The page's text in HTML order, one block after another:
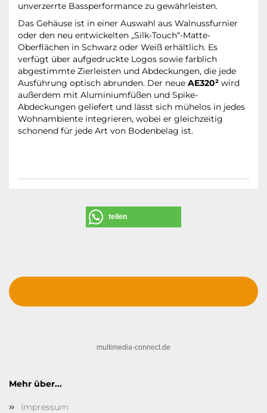
unverzerrte Bassperformance zu gewährleisten.
Das Gehäuse ist in einer Auswahl aus Walnussfurnier
oder den neu entwickelten „Silk-Touch“-Matte-
Oberflächen in Schwarz oder Weiß erhältlich. Es
verfügt über aufgedruckte Logos sowie farblich
abgestimmte Zierleisten und Abdeckungen, die jede
Ausführung optisch abrunden. Der neue AE320² wird
außerdem mit Aluminiumfüßen und Spike-
Abdeckungen geliefert und lässt sich mühelos in jedes
Wohnambiente integrieren, wobei er gleichzeitig
schonend für jede Art von Bodenbelag ist.
teilen
multimedia-connect.de
Mehr über...
Impressum